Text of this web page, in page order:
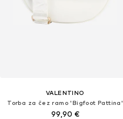
VALENTINO
Torba za čez ramo 'Bigfoot Pattina'
99,90 €